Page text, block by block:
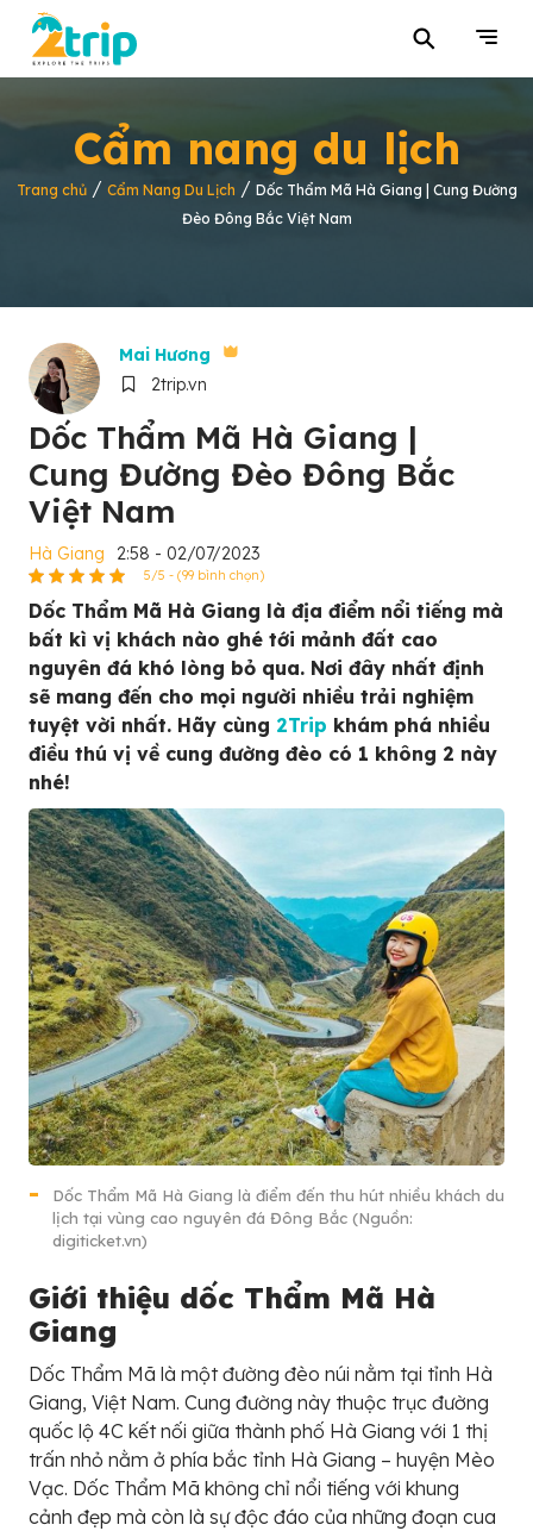
⚲
Cẩm nang du lịch
Trang chủ/ Cẩm Nang Du Lịch / Dốc Thẩm Mã Hà Giang | Cung Đường
Đèo Đông Bắc Việt Nam
Mai Hương
2trip.vn
Dốc Thẩm Mã Hà Giang |
Cung Đường Đèo Đông Bắc
Việt Nam
Hà Giang 2:58 - 02/07/2023
5/5 - (99 bình chọn)
Dốc Thẩm Mã Hà Giang là địa điểm nổi tiếng mà
bất kì vị khách nào ghé tới mảnh đất cao
nguyên đá khó lòng bỏ qua. Nơi đây nhất định
sẽ mang đến cho mọi người nhiều trải nghiệm
tuyệt vời nhất. Hãy cùng 2Trip khám phá nhiều
điều thú vị về cung đường đèo có 1 không 2 này
nhé!
Dốc Thẩm Mã Hà Giang là điểm đến thu hút nhiều khách du
lịch tại vùng cao nguyên đá Đông Bắc (Nguồn:
digiticket.vn)
Giới thiệu dốc Thẩm Mã Hà
Giang
Dốc Thẩm Mã là một đường đèo núi nằm tại tỉnh Hà
Giang, Việt Nam. Cung đường này thuộc trục đường
quốc lộ 4C kết nối giữa thành phố Hà Giang với 1 thị
trấn nhỏ nằm ở phía bắc tỉnh Hà Giang – huyện Mèo
Vạc. Dốc Thẩm Mã không chỉ nổi tiếng với khung
cảnh đẹp mà còn là sự độc đáo của những đoạn cua